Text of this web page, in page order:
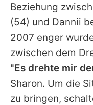
Beziehung
(54) und Dannii
2007 enger
zwischen dem
"Es drehte mir
Sharon. Um die
zu bringen,